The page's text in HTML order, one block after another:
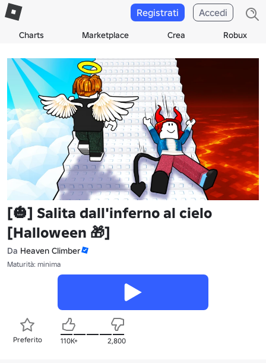
Charts Marketplace Crea Robux
Registrati Accedi
[🎃] Salita dall'inferno al cielo
[Halloween 🎁]
Da Heaven Climber
Maturità: minima
Preferito 110K+ 2,800